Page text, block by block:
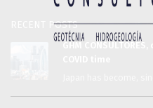
RECENT POSTS